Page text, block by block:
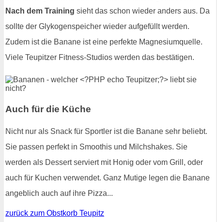
Nach dem Training sieht das schon wieder anders aus. Da
sollte der Glykogenspeicher wieder aufgefüllt werden.
Zudem ist die Banane ist eine perfekte Magnesiumquelle.
Viele Teupitzer Fitness-Studios werden das bestätigen.
Auch für die Küche
Nicht nur als Snack für Sportler ist die Banane sehr beliebt.
Sie passen perfekt in Smoothis und Milchshakes. Sie
werden als Dessert serviert mit Honig oder vom Grill, oder
auch für Kuchen verwendet. Ganz Mutige legen die Banane
angeblich auch auf ihre Pizza...
zurück zum Obstkorb Teupitz